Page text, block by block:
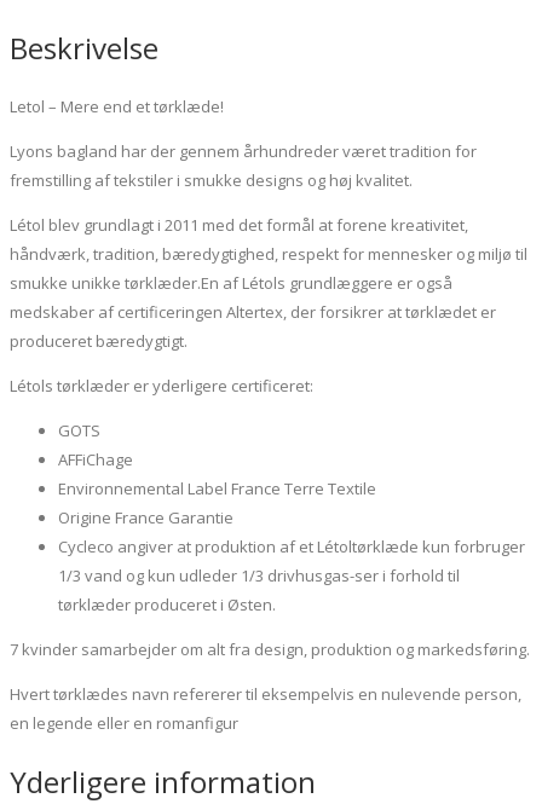
Beskrivelse
Letol – Mere end et tørklæde!
Lyons bagland har der gennem århundreder været tradition for
fremstilling af tekstiler i smukke designs og høj kvalitet.
Létol blev grundlagt i 2011 med det formål at forene kreativitet,
håndværk, tradition, bæredygtighed, respekt for mennesker og miljø til
smukke unikke tørklæder.En af Létols grundlæggere er også
medskaber af certificeringen Altertex, der forsikrer at tørklædet er
produceret bæredygtigt.
Létols tørklæder er yderligere certificeret:
GOTS
AFFiChage
Environnemental Label France Terre Textile
Origine France Garantie
Cycleco angiver at produktion af et Létoltørklæde kun forbruger
1/3 vand og kun udleder 1/3 drivhusgas-ser i forhold til
tørklæder produceret i Østen.
7 kvinder samarbejder om alt fra design, produktion og markedsføring.
Hvert tørklædes navn refererer til eksempelvis en nulevende person,
en legende eller en romanfigur
Yderligere information